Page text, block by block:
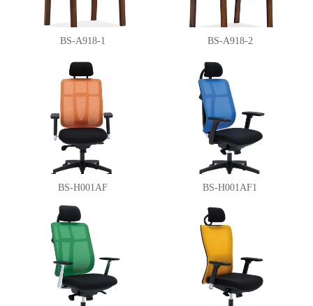
BS-A918-1 BS-A918-2
BS-H001AF BS-H001AF1